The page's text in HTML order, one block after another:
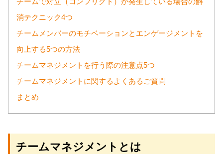
チームで対立（コンフリクト）が発生している場合の解
消テクニック4つ
チームメンバーのモチベーションとエンゲージメントを
向上する5つの方法
チームマネジメントを行う際の注意点5つ
チームマネジメントに関するよくあるご質問
まとめ
チームマネジメントとは